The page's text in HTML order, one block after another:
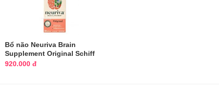
Bổ não Neuriva Brain
Supplement Original Schiff
50 viên của Mỹ
920.000 đ